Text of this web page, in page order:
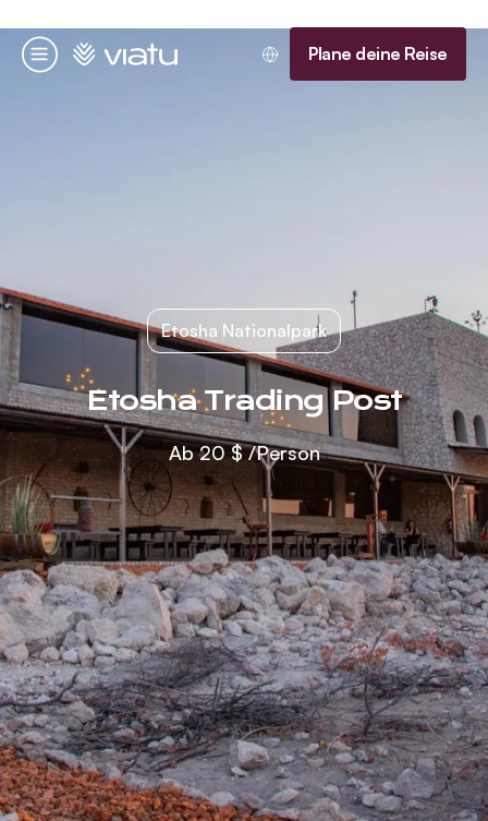
Menü
Startseite Plane deine Reise
Etosha Nationalpark
Etosha Trading Post
Ab20 $/Person